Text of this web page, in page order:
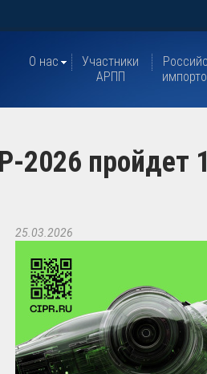
О нас
Участники
АРПП
2026 пройдет
25.03.2026